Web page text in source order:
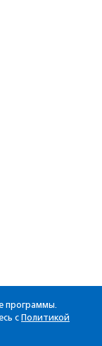
программы.
с Политикой